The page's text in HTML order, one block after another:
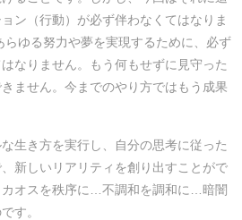
ン（行動）が必ず伴わなくてはなりま
ゆる努力や夢を実現するために、必ず
なりません。もう何もせずに見守った
ません。今までのやり方ではもう成果
生き方を実行し、自分の思考に従った
新しいリアリティを創り出すことがで
カオスを秩序に…不調和を調和に…暗闇
す。